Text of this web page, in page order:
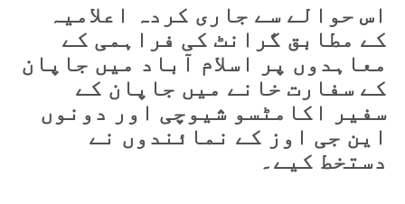
اس حوالے سے جاری کردہ اعلامیہ
کے مطابق گرانٹ کی فراہمی کے
معاہدوں پر اسلام آباد میں جاپان
کے سفارت خانے میں جاپان کے
سفیر اکامٹسو شیوچی اور دونوں
این جی اوز کے نمائندوں نے
دستخط کیے۔